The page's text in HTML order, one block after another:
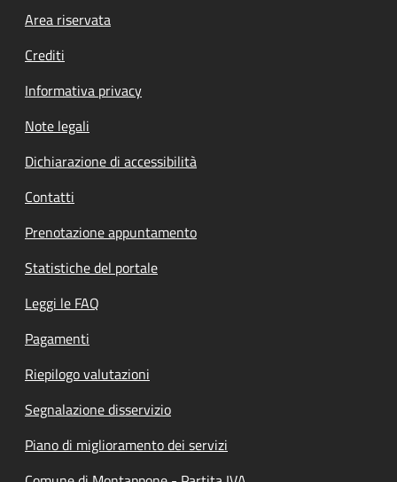
Footer menu
Area riservata
Crediti
Informativa privacy
Note legali
Dichiarazione di accessibilità
Contatti
Prenotazione appuntamento
Statistiche del portale
Leggi le FAQ
Pagamenti
Riepilogo valutazioni
Segnalazione disservizio
Piano di miglioramento dei servizi